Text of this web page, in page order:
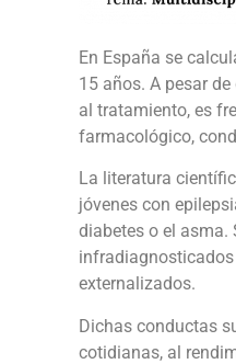
En España se
15 años. A pesar
al tratamiento, es
farmacológico,
La literatura
jóvenes con
diabetes o el asma.
externalizados.
Dichas conductas
cotidianas, al